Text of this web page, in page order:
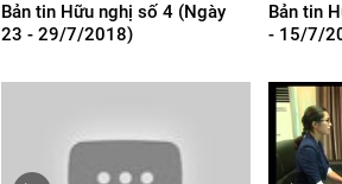
Bản tin Hữu nghị số 4 (Ngày
23 - 29/7/2018)
Bản tin
- 15/7/